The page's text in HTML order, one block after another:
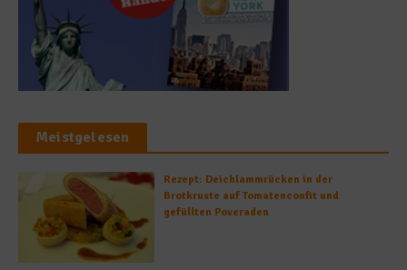
Meistgelesen
Rezept: Deichlammrücken in der
Brotkruste auf Tomatenconfit und
gefüllten Poveraden